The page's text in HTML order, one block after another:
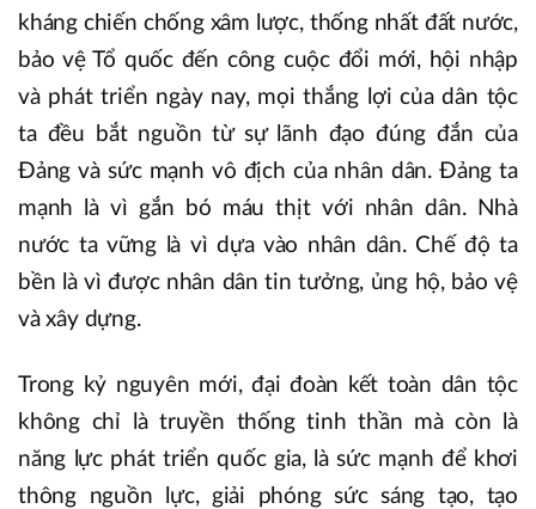
kháng chiến chống xâm lược, thống nhất đất nước,
bảo vệ Tổ quốc đến công cuộc đổi mới, hội nhập
và phát triển ngày nay, mọi thắng lợi của dân tộc
ta đều bắt nguồn từ sự lãnh đạo đúng đắn của
Đảng và sức mạnh vô địch của nhân dân. Đảng ta
mạnh là vì gắn bó máu thịt với nhân dân. Nhà
nước ta vững là vì dựa vào nhân dân. Chế độ ta
bền là vì được nhân dân tin tưởng, ủng hộ, bảo vệ
và xây dựng.
Trong kỷ nguyên mới, đại đoàn kết toàn dân tộc
không chỉ là truyền thống tinh thần mà còn là
năng lực phát triển quốc gia, là sức mạnh để khơi
thông nguồn lực, giải phóng sức sáng tạo, tạo